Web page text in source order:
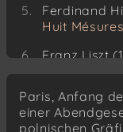
Ferdinand
Huit
Franz Liszt
Apparitions
Franz Liszt
Harmonies
Paris, Anfang
einer
polnischen